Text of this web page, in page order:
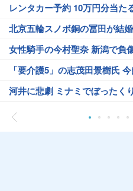
レンタカー予約 10万円分当た
北京五輪スノボ銅の冨田が結婚
女性騎手の今村聖奈 新潟で負
「要介護5」の志茂田景樹氏
河井に悲劇 ミナミでぼったくり